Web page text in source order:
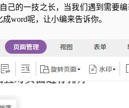
己的一技之长，当我们遇到需要
word呢，让小编来告诉你。